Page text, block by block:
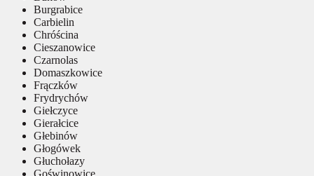
Burgrabice
Carbielin
Chróścina
Cieszanowice
Czarnolas
Domaszkowice
Frączków
Frydrychów
Giełczyce
Gierałcice
Głebinów
Głogówek
Głuchołazy
Goświnowice